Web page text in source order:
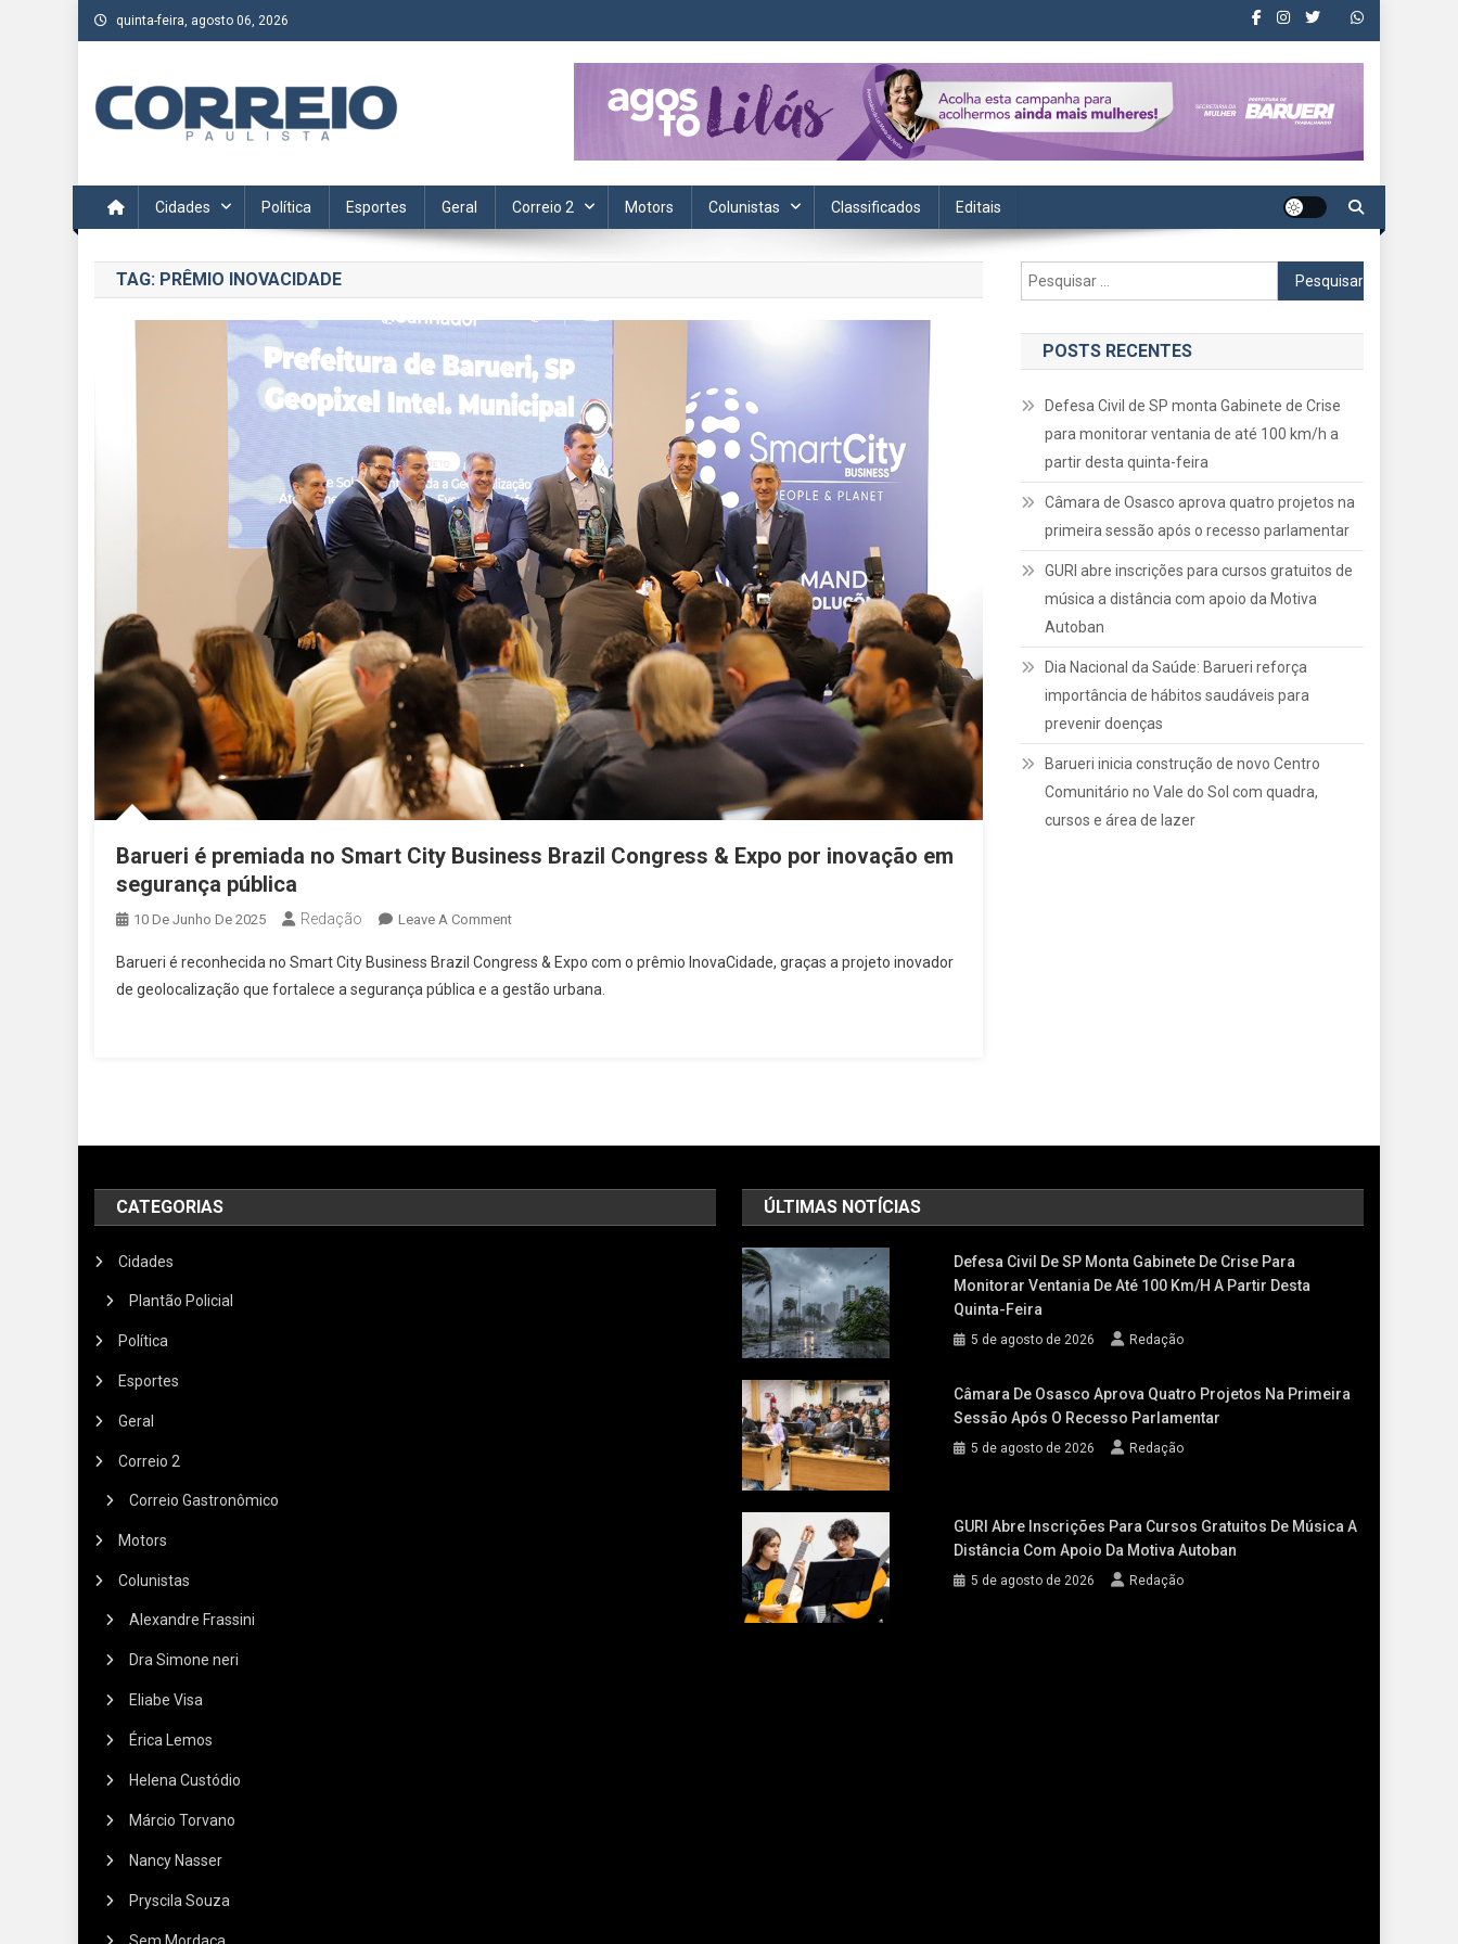
Skip
to
quinta-feira, agosto 06, 2026
Acompanhe as últimas notícias da região no Correio Paulista. Informação, política, saúde, economia, esportes e cotidiano.
Cidades Política Esportes Geral Correio 2 Motors Colunistas Classificados Editais
TAG: PRÊMIO INOVACIDADE
Barueri é premiada no Smart City Business Brazil Congress & Expo por inovação em
segurança pública
10 De Junho De 2025 Redação Leave A CommentOn
É
Premiada
Congress
Expo
Barueri é reconhecida no Smart City Business Brazil Congress & Expo com o prêmio InovaCidade, graças a projeto inovador
de geolocalização que fortalece a segurança pública e a gestão urbana.
Pesquisar
por:
POSTS RECENTES
Defesa Civil de SP monta Gabinete de Crise
para monitorar ventania de até 100 km/h a
partir desta quinta-feira
Câmara de Osasco aprova quatro projetos na
primeira sessão após o recesso parlamentar
GURI abre inscrições para cursos gratuitos de
música a distância com apoio da Motiva
Autoban
Dia Nacional da Saúde: Barueri reforça
importância de hábitos saudáveis para
prevenir doenças
Barueri inicia construção de novo Centro
Comunitário no Vale do Sol com quadra,
cursos e área de lazer
CATEGORIAS
Cidades
Plantão Policial
Política
Esportes
Geral
Correio 2
Correio Gastronômico
Motors
Colunistas
Alexandre Frassini
Dra Simone neri
Eliabe Visa
Érica Lemos
Helena Custódio
Márcio Torvano
Nancy Nasser
Pryscila Souza
Sem Mordaça
ÚLTIMAS NOTÍCIAS
Defesa Civil De SP Monta Gabinete De Crise Para
Monitorar Ventania De Até 100 Km/h A Partir Desta
Quinta-Feira
5 de agosto de 2026 Redação
Câmara De Osasco Aprova Quatro Projetos Na Primeira
Sessão Após O Recesso Parlamentar
5 de agosto de 2026 Redação
GURI Abre Inscrições Para Cursos Gratuitos De Música A
Distância Com Apoio Da Motiva Autoban
5 de agosto de 2026 Redação